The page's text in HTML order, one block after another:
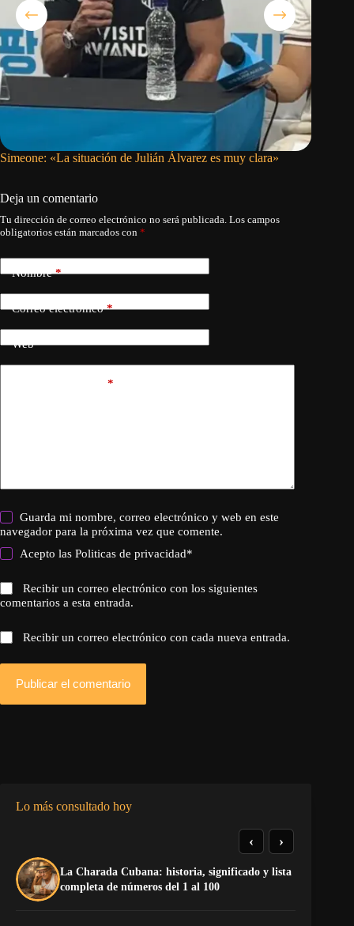
Simeone: «La situación de Julián Álvarez es muy clara»
Deja un comentario
Tu dirección de correo electrónico no será publicada. Los campos
obligatorios están marcados con *
Nombre*
Correo electrónico*
Web
*
Guarda mi nombre, correo electrónico y web en este
navegador para la próxima vez que comente.
Acepto lasPoliticas de privacidad*
Recibir un correo electrónico con los siguientes
comentarios a esta entrada.
Recibir un correo electrónico con cada nueva entrada.
Publicar el comentario
Lo más consultado hoy
La Charada Cubana: historia, significado y lista
completa de números del 1 al 100
‹ ›